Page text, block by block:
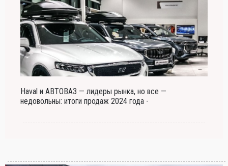
Haval и АВТОВАЗ — лидеры рынка, но все —
недовольны: итоги продаж 2024 года -